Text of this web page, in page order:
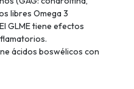
libres Omega 3
GLME tiene efectos
ácidos boswélicos con